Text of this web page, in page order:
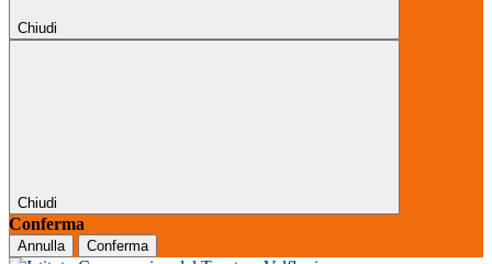
Chiudi
Chiudi
Conferma
Annulla Conferma